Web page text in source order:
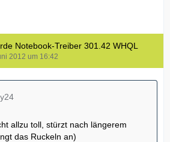
Notebook-Treiber 301.42 WHQL
2012 um 16:42
allzu toll, stürzt nach längerem
das Ruckeln an)